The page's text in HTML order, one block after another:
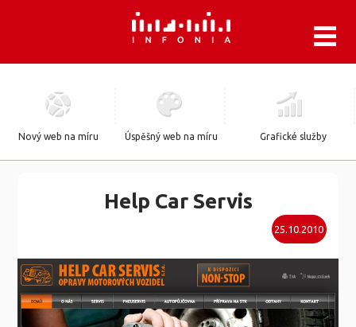
Help Car Servis
25.10.2010
Nový web na míru Úspěšný web na míru Grafické služby